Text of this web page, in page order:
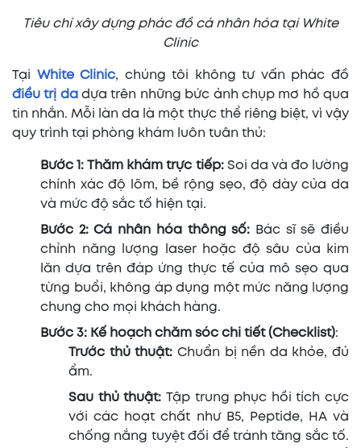
Tiêu chí xây dựng phác đồ cá nhân hóa tại White
Clinic
Tại White Clinic, chúng tôi không tư vấn phác đồ
điều trị dadựa trên những bức ảnh chụp mơ hồ qua
tin nhắn. Mỗi làn da là một thực thể riêng biệt, vì vậy
quy trình tại phòng khám luôn tuân thủ:
Bước 1: Thăm khám trực tiếp: Soi da và đo lường
chính xác độ lõm, bề rộng sẹo, độ dày của da
và mức độ sắc tố hiện tại.
Bước 2: Cá nhân hóa thông số: Bác sĩ sẽ điều
chỉnh năng lượng laser hoặc độ sâu của kim
lăn dựa trên đáp ứng thực tế của mô sẹo qua
từng buổi, không áp dụng một mức năng lượng
chung cho mọi khách hàng.
Bước 3: Kế hoạch chăm sóc chi tiết (Checklist):
Trước thủ thuật: Chuẩn bị nền da khỏe, đủ
ẩm.
Sau thủ thuật: Tập trung phục hồi tích cực
với các hoạt chất như B5, Peptide, HA và
chống nắng tuyệt đối để tránh tăng sắc tố.